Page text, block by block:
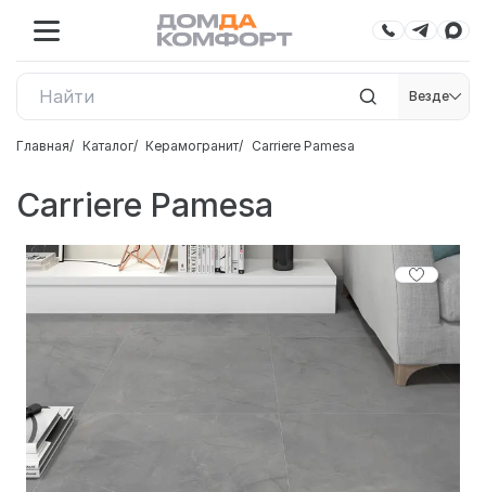
Везде
Главная Каталог Керамогранит Carriere Pamesa
Carriere Pamesa